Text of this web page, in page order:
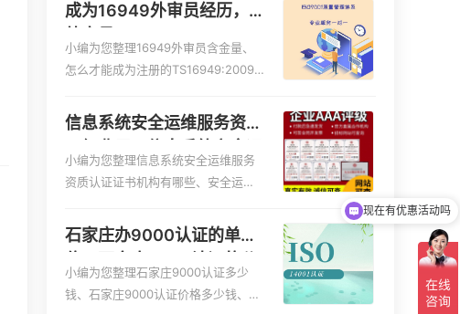
成为16949外审员经历，
小编为您整理16949外审员含金量、
怎么才能成为注册的TS16949:2009
过不了解具体情况、iso9000外审
员、SA8000外审员培训相关iso体系
认证知识，详情可查看下方正文！
信息系统安全运维服务资质
维服务资质二级
小编为您整理信息系统安全运维服务
资质认证证书机构有哪些、安全运维
服务资质哪家便宜、安全运维服务资
质认证哪家效率高、信息系统安全集
成服务资质认证的申请书相关iso体系
认证知识，详情可查看下方正文！
石家庄办9000认证的单
司
小编为您整理石家庄9000认证多少
钱、石家庄9000认证价格多少钱、石
可以介绍下你们的产品么
现在有优惠活动吗